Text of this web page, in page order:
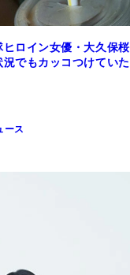
ヒロイン女優・大久保桜
でもカッコつけていた
ース